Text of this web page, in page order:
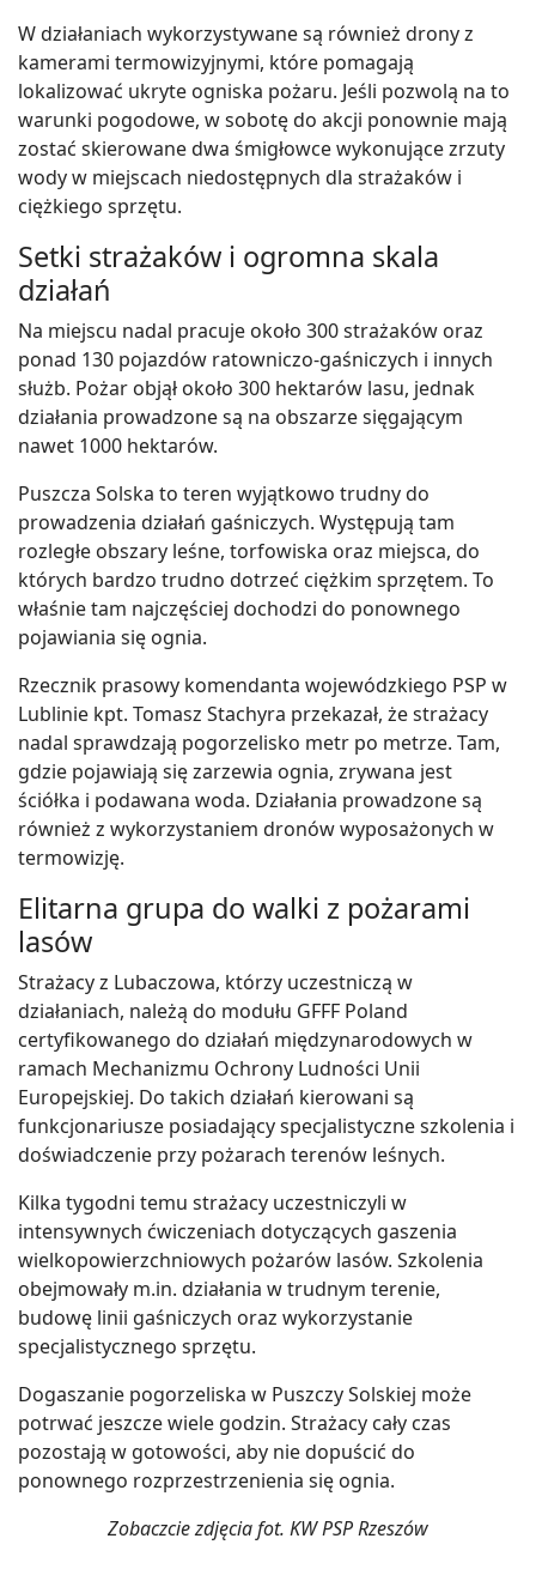
W działaniach wykorzystywane są również drony z
kamerami termowizyjnymi, które pomagają
lokalizować ukryte ogniska pożaru. Jeśli pozwolą na to
warunki pogodowe, w sobotę do akcji ponownie mają
zostać skierowane dwa śmigłowce wykonujące zrzuty
wody w miejscach niedostępnych dla strażaków i
ciężkiego sprzętu.
Setki strażaków i ogromna skala
działań
Na miejscu nadal pracuje około 300 strażaków oraz
ponad 130 pojazdów ratowniczo-gaśniczych i innych
służb. Pożar objął około 300 hektarów lasu, jednak
działania prowadzone są na obszarze sięgającym
nawet 1000 hektarów.
Puszcza Solska to teren wyjątkowo trudny do
prowadzenia działań gaśniczych. Występują tam
rozległe obszary leśne, torfowiska oraz miejsca, do
których bardzo trudno dotrzeć ciężkim sprzętem. To
właśnie tam najczęściej dochodzi do ponownego
pojawiania się ognia.
Rzecznik prasowy komendanta wojewódzkiego PSP w
Lublinie kpt. Tomasz Stachyra przekazał, że strażacy
nadal sprawdzają pogorzelisko metr po metrze. Tam,
gdzie pojawiają się zarzewia ognia, zrywana jest
ściółka i podawana woda. Działania prowadzone są
również z wykorzystaniem dronów wyposażonych w
termowizję.
Elitarna grupa do walki z pożarami
lasów
Strażacy z Lubaczowa, którzy uczestniczą w
działaniach, należą do modułu GFFF Poland
certyfikowanego do działań międzynarodowych w
ramach Mechanizmu Ochrony Ludności Unii
Europejskiej. Do takich działań kierowani są
funkcjonariusze posiadający specjalistyczne szkolenia i
doświadczenie przy pożarach terenów leśnych.
Kilka tygodni temu strażacy uczestniczyli w
intensywnych ćwiczeniach dotyczących gaszenia
wielkopowierzchniowych pożarów lasów. Szkolenia
obejmowały m.in. działania w trudnym terenie,
budowę linii gaśniczych oraz wykorzystanie
specjalistycznego sprzętu.
Dogaszanie pogorzeliska w Puszczy Solskiej może
potrwać jeszcze wiele godzin. Strażacy cały czas
pozostają w gotowości, aby nie dopuścić do
ponownego rozprzestrzenienia się ognia.
Zobaczcie zdjęcia fot. KW PSP Rzeszów